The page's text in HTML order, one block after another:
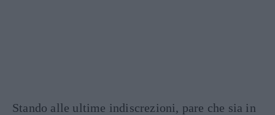
Stando alle ultime indiscrezioni, pare che sia in